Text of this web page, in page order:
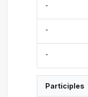
-
-
-
Participles